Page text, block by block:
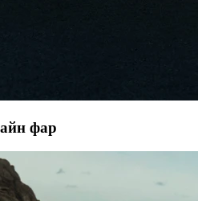
фар